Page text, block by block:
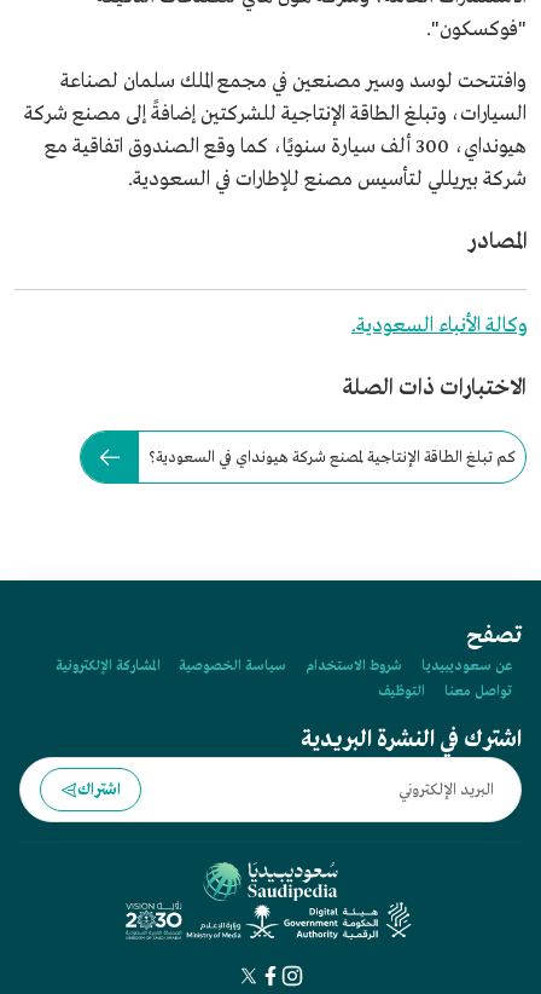
"فوكسكون".
وافتتحت لوسد وسير مصنعين في مجمع الملك سلمان لصناعة
السيارات، وتبلغ الطاقة الإنتاجية للشركتين إضافةً إلى مصنع شركة
هيونداي، 300 ألف سيارة سنويًا، كما وقع الصندوق اتفاقية مع
شركة بيريللي لتأسيس مصنع للإطارات في السعودية.
المصادر
وكالة الأنباء السعودية.
الاختبارات ذات الصلة
كم تبلغ الطاقة الإنتاجية لمصنع شركة هيونداي في السعودية؟
تصفح
عن سعوديبيديا شروط الاستخدام سياسة الخصوصية
المشاركة الإلكترونية
تواصل معنا
التوظيف
اشترك في النشرة البريدية
اشتراك